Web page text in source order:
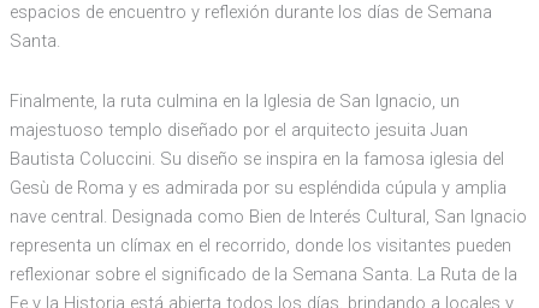
espacios de encuentro y reflexión durante los días de Semana
Santa.
Finalmente, la ruta culmina en la Iglesia de San Ignacio, un
majestuoso templo diseñado por el arquitecto jesuita Juan
Bautista Coluccini. Su diseño se inspira en la famosa iglesia del
Gesù de Roma y es admirada por su espléndida cúpula y amplia
nave central. Designada como Bien de Interés Cultural, San Ignacio
representa un clímax en el recorrido, donde los visitantes pueden
reflexionar sobre el significado de la Semana Santa. La Ruta de la
Fe y la Historia está abierta todos los días, brindando a locales y